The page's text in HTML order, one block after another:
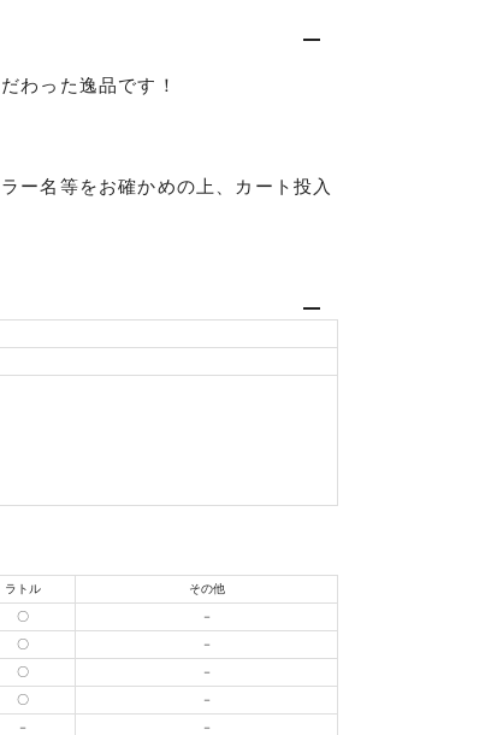
も含む
良品
わった逸品です！
ー名等をお確かめの上、カート投入
ラトル その他
〇 －
〇 －
〇 －
〇 －
－ －